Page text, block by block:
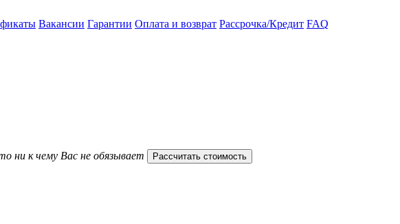
Вакансии Гарантии Оплата и возврат Рассрочка/Кредит FAQ
ни к чему Вас не обязывает Рассчитать стоимость